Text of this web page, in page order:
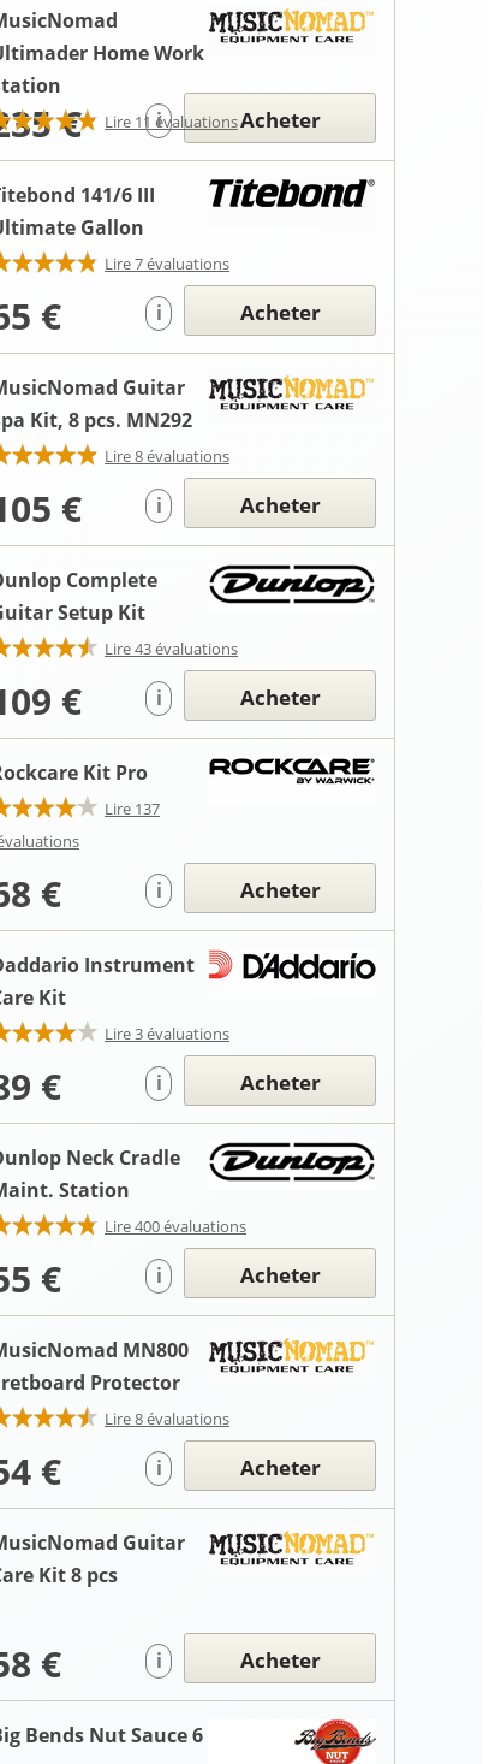
Home Work
Lire 11 évaluations
€ i Acheter
141/6 III
Gallon
Lire 7 évaluations
€ i Acheter
Guitar
Kit, 8 pcs. MN292
Lire 8 évaluations
€ i Acheter
Complete
Setup Kit
Lire 43 évaluations
€ i Acheter
Kit Pro
Lire 137
€ i Acheter
Instrument
Kit
Lire 3 évaluations
€ i Acheter
Neck Cradle
Station
Lire 400 évaluations
€ i Acheter
MN800
Protector
Lire 8 évaluations
€ i Acheter
Guitar
Kit 8 pcs
€ i Acheter
Bends Nut Sauce 6